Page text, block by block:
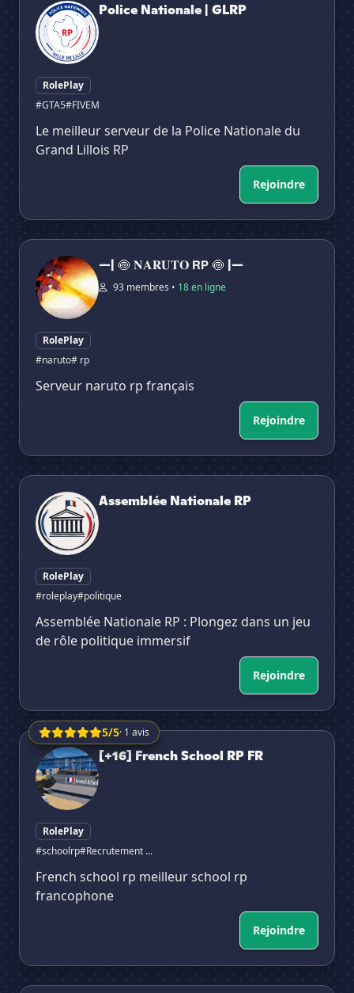
Police Nationale | GLRP
RolePlay
#GTA5#FIVEM
Le meilleur serveur de la Police Nationale du
Grand Lillois RP
Rejoindre
—| 🍥 𝐍𝐀𝐑𝐔𝐓𝐎 𝗥𝗣 🍥 |—
—| 🍥 𝐍𝐀𝐑𝐔𝐓𝐎 𝗥𝗣 🍥 |—
93 membres • 18 en ligne
RolePlay
#naruto# rp
Serveur naruto rp français
Rejoindre
Assemblée Nationale RP
Assemblée Nationale RP
RolePlay
#roleplay#politique
Assemblée Nationale RP : Plongez dans un jeu
de rôle politique immersif
Rejoindre
5/5· 1 avis
[+16] French School RP FR
[+16] French School RP FR
RolePlay
#schoolrp#Recrutement ...
French school rp meilleur school rp
francophone
Rejoindre